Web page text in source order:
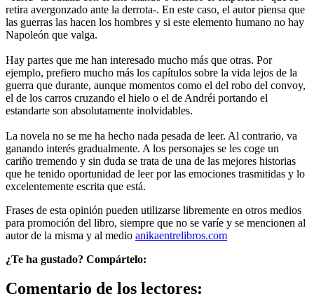
retira avergonzado ante la derrota-. En este caso, el autor piensa que
las guerras las hacen los hombres y si este elemento humano no hay
Napoleón que valga.
Hay partes que me han interesado mucho más que otras. Por
ejemplo, prefiero mucho más los capítulos sobre la vida lejos de la
guerra que durante, aunque momentos como el del robo del convoy,
el de los carros cruzando el hielo o el de Andréi portando el
estandarte son absolutamente inolvidables.
La novela no se me ha hecho nada pesada de leer. Al contrario, va
ganando interés gradualmente. A los personajes se les coge un
cariño tremendo y sin duda se trata de una de las mejores historias
que he tenido oportunidad de leer por las emociones trasmitidas y lo
excelentemente escrita que está.
Frases de esta opinión pueden utilizarse libremente en otros medios
para promoción del libro, siempre que no se varíe y se mencionen al
autor de la misma y al medio anikaentrelibros.com
¿Te ha gustado? Compártelo:
Comentario de los lectores: